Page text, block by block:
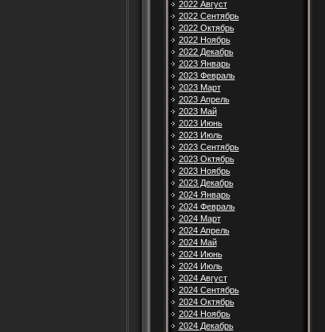
2022 Август
2022 Сентябрь
2022 Октябрь
2022 Ноябрь
2022 Декабрь
2023 Январь
2023 Февраль
2023 Март
2023 Апрель
2023 Май
2023 Июнь
2023 Июль
2023 Сентябрь
2023 Октябрь
2023 Ноябрь
2023 Декабрь
2024 Январь
2024 Февраль
2024 Март
2024 Апрель
2024 Май
2024 Июнь
2024 Июль
2024 Август
2024 Сентябрь
2024 Октябрь
2024 Ноябрь
2024 Декабрь